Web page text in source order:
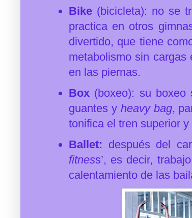
Bike (bicicleta): no se
practica en otros
divertido, que tiene
metabolismo sin cargas
en las piernas.
Box (boxeo): su boxeo
guantes yheavy bag,
tonifica el tren superior y
Ballet: después del
fitness’, es decir,
calentamiento de las